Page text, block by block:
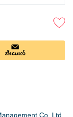
အီးမေးလ်